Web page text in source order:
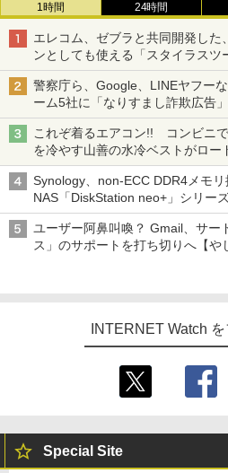
1時間 24時間
エレコム、ゼブラと共同開発し
ンとしても使える「スタイラス
も、持ち替えずに書き込める
警察庁ら、Google、LINEヤフー
ーム5社に「なりすまし詐欺広告
真や映像を使った投資詐欺などへ
これぞ着るエアコン!! コンビニ
を冷やす山善の水冷ベストがロー
ち・ざ・ろーど！その14】【空
Synology、non-ECC DDR4メモ
NAS「DiskStation neo+」シリー
ECCメモリへのアップグレードも
ユーザー阿鼻叫喚？ Gmail、サー
ス」のサポートを打ち切りへ【や
INTERNET Watch
Special Site